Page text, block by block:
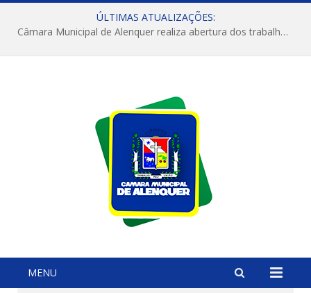
ÚLTIMAS ATUALIZAÇÕES:
Câmara Municipal de Alenquer realiza abertura dos trabalhos do 4º Período Legislativo
MENU